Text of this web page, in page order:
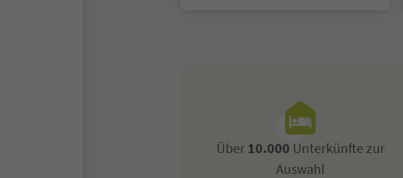
Über10.000 Unterkünfte zur
Auswahl